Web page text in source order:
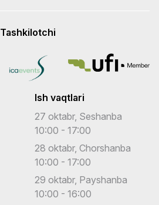
Tashkilotchi
Ish vaqtlari
27 oktabr, Seshanba
10:00 - 17:00
28 oktabr, Chorshanba
10:00 - 17:00
29 oktabr, Payshanba
10:00 - 16:00